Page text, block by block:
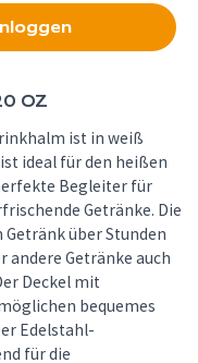
OZ
ist in weiß
ideal für den heißen
Begleiter für
Getränke. Die
über Stunden
andere Getränke auch
Deckel mit
bequemes
Edelstahl-
für die